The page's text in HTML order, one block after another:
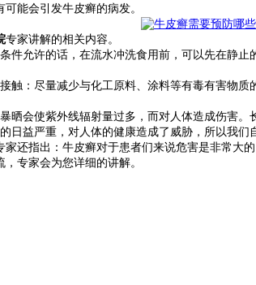
能会引发牛皮癣的病发。
专家讲解的相关内容。
允许的话，在流水冲洗食用前，可以先在静止
触：尽量减少与化工原料、涂料等有毒有害物
会使紫外线辐射量过多，而对人体造成伤害。
益严重，对人体的健康造成了威胁，所以我们
家还指出：牛皮癣对于患者们来说危害是非常
专家会为您详细的讲解。